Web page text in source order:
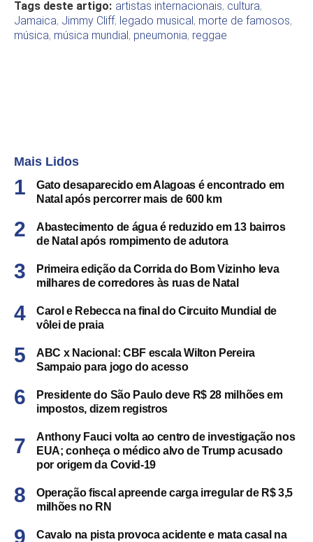
Tags deste artigo: artistas internacionais, cultura,
Jamaica, Jimmy Cliff, legado musical, morte de famosos,
música, música mundial, pneumonia, reggae
Mais Lidos
Gato desaparecido em Alagoas é encontrado em
Natal após percorrer mais de 600 km
Abastecimento de água é reduzido em 13 bairros
de Natal após rompimento de adutora
Primeira edição da Corrida do Bom Vizinho leva
milhares de corredores às ruas de Natal
Carol e Rebecca na final do Circuito Mundial de
vôlei de praia
ABC x Nacional: CBF escala Wilton Pereira
Sampaio para jogo do acesso
Presidente do São Paulo deve R$ 28 milhões em
impostos, dizem registros
Anthony Fauci volta ao centro de investigação nos
EUA; conheça o médico alvo de Trump acusado
por origem da Covid-19
Operação fiscal apreende carga irregular de R$ 3,5
milhões no RN
Cavalo na pista provoca acidente e mata casal na